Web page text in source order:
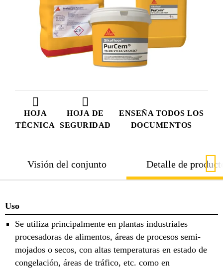
HOJA
TÉCNICA
HOJA DE
SEGURIDAD
ENSEÑA TODOS LOS
DOCUMENTOS
Visión del conjunto Detalle de
Uso
Se utiliza principalmente en plantas industriales
procesadoras de alimentos, áreas de procesos semi-
mojados o secos, con altas temperaturas en estado de
congelación, áreas de tráfico, etc. como en